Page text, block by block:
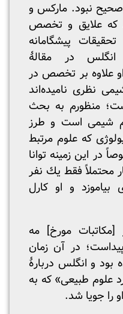
صحیح نبود. مارکس و
که علایق و تخصص
پیشگامانه
انگلس در مقالۀ
علاوه بر تخصص در
نظری نامیده‌اند
منظورم به بحث
شیمی است و طرز
که علوم مرتبط
در این زمینه توانا
محتملاً فقط یك نفر
و او کارل
مورخ] مه
پیداست؛ در آن زمان
و انگلس دربارۀ
علوم طبیعی» که به
را جویا شد.